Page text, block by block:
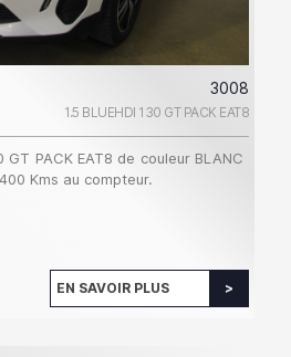
3008
1.5 BLUEHDI 130 GT PACK EAT8
GT PACK EAT8 de couleur BLANC
Kms au compteur.
EN SAVOIR PLUS